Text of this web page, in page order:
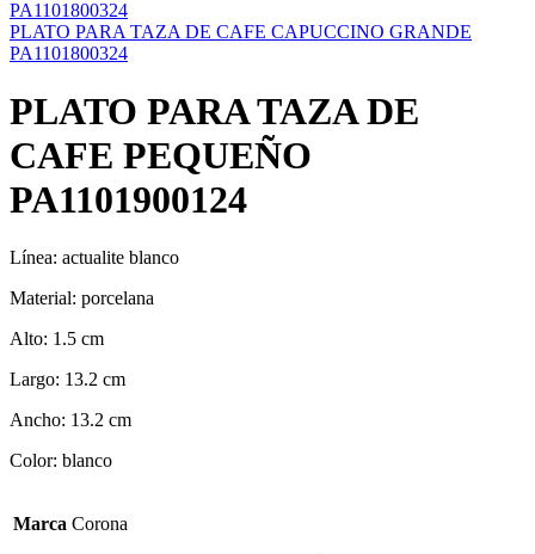
PLATO PARA TAZA DE CAFE CAPUCCINO GRANDE
PA1101800324
PLATO PARA TAZA DE
CAFE PEQUEÑO
PA1101900124
Línea: actualite blanco
Material: porcelana
Alto: 1.5 cm
Largo: 13.2 cm
Ancho: 13.2 cm
Color: blanco
Marca Corona